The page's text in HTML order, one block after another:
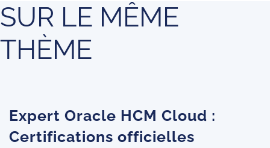
SUR LE MÊME
THÈME
Expert Oracle HCM Cloud :
Certifications officielles